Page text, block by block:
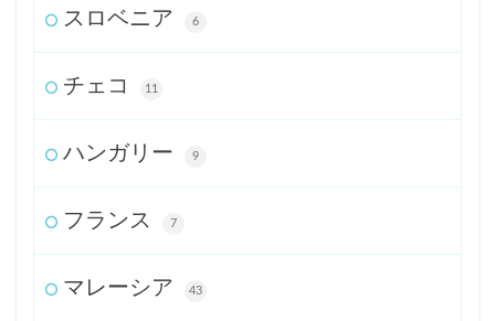
スロベニア 6
チェコ 11
ハンガリー 9
フランス 7
マレーシア 43